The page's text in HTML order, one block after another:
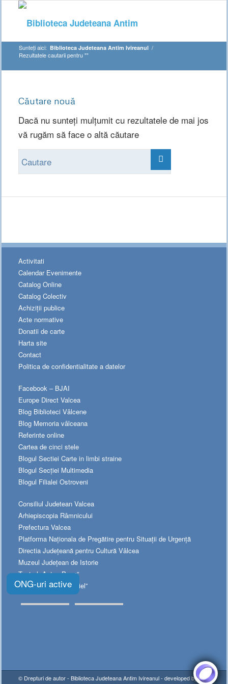
Sunteți aici: Biblioteca Judeteana Antim Ivireanul /
Rezultatele cautarii pentru ""
Căutare nouă
Dacă nu sunteți mulțumit cu rezultatele de mai jos
vă rugăm să face o altă căutare
Activitati
Calendar Evenimente
Catalog Online
Catalog Colectiv
Achiziții publice
Acte normative
Donatii de carte
Harta site
Contact
Politica de confidentialitate a datelor
Facebook – BJAI
Europe Direct Valcea
Blog Biblioteci Vâlcene
Blog Memoria vâlceana
Referinte online
Cartea de cinci stele
Blogul Sectiei Carte in limbi straine
Blogul Secției Multimedia
Blogul Filialei Ostroveni
Consiliul Judetean Valcea
Arhiepiscopia Râmnicului
Prefectura Valcea
Platforma Naționala de Pregătire pentru Situații de Urgență
Directia Judeţeană pentru Cultură Vâlcea
Muzeul Judeţean de Istorie
Teatrul „Anton Pann”
Teatrul Municipal „Ariel”
ONG-uri active
© Drepturi de autor -Biblioteca Judeteana Antim Ivireanul- developed by